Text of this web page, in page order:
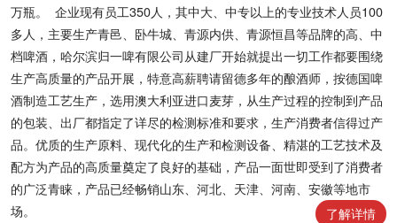
万瓶。 企业现有员工350人，其中大、中专以上的专业技术人员100
多人，主要生产青邑、卧牛城、青源内供、青源恒昌等品牌的高、中
档啤酒，哈尔滨归一啤有限公司从建厂开始就提出一切工作都要围绕
生产高质量的产品开展，特意高薪聘请留德多年的酿酒师，按德国啤
酒制造工艺生产，选用澳大利亚进口麦芽，从生产过程的控制到产品
的包装、出厂都指定了详尽的检测标准和要求，生产消费者信得过产
品。优质的生产原料、现代化的生产和检测设备、精湛的工艺技术及
配方为产品的高质量奠定了良好的基础，产品一面世即受到了消费者
的广泛青睐，产品已经畅销山东、河北、天津、河南、安徽等地市
场。
了解详情